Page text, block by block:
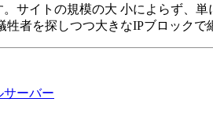
サイトの規模の大 小によらず、
牲者を探しつつ大きなIPブロック
サーバー